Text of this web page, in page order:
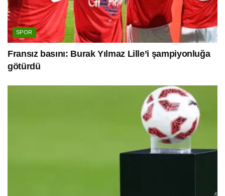
SPOR
Fransız basını: Burak Yılmaz Lille’i şampiyonluğa
götürdü